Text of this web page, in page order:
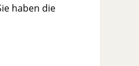
haben die